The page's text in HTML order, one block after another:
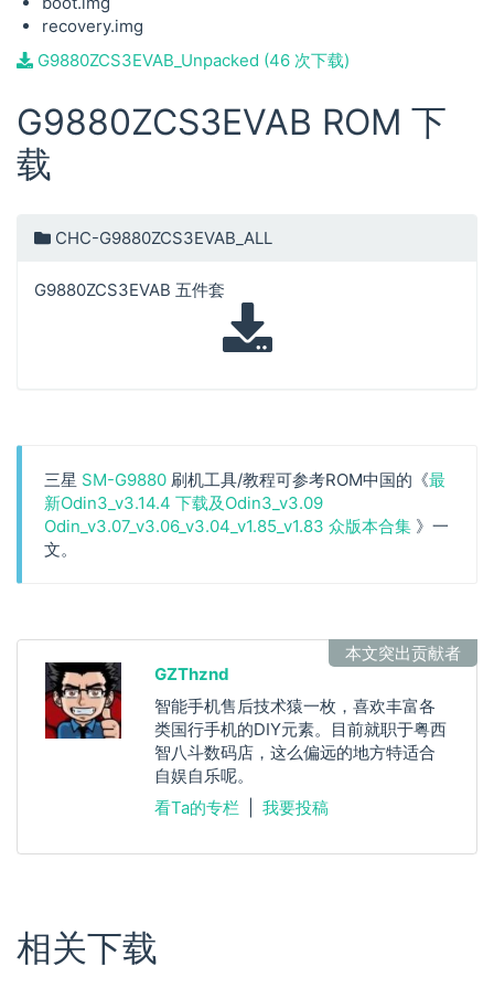
recovery.img
G9880ZCS3EVAB_Unpacked (46 次下载)
G9880ZCS3EVAB ROM 下
载
CHC-G9880ZCS3EVAB_ALL
G9880ZCS3EVAB 五件套
三星 SM-G9880 刷机工具/教程可参考ROM中国的《最
新Odin3_v3.14.4 下载及Odin3_v3.09
Odin_v3.07_v3.06_v3.04_v1.85_v1.83 众版本合集 》一
文。
本文突出贡献者
GZThznd
智能手机售后技术猿一枚，喜欢丰富各
类国行手机的DIY元素。目前就职于粤西
智八斗数码店，这么偏远的地方特适合
自娱自乐呢。
看Ta的专栏
我要投稿
相关下载